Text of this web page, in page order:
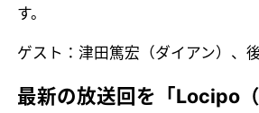
す。
ゲスト：津田篤宏（ダイアン）、
最新の放送回を「Locipo